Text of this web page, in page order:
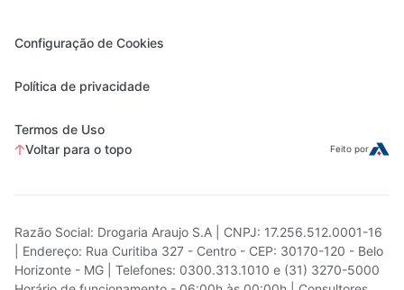
Configuração de Cookies
Política de privacidade
Termos de Uso
Voltar para o topo
Feito por
Razão Social: Drogaria Araujo S.A | CNPJ: 17.256.512.0001-16
| Endereço: Rua Curitiba 327 - Centro - CEP: 30170-120 - Belo
Horizonte - MG | Telefones: 0300.313.1010 e (31) 3270-5000